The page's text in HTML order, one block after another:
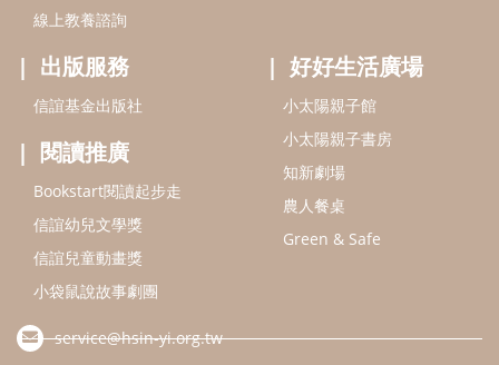
小袋鼠說故事劇團
service@hsin-yi.org.tw
信誼好好育兒
小太陽親子書房
(02)2396-5305轉2345 (週一～週五 9:00～18:00)
認識信誼 合作洽談 智慧財產權聲明
本網站建議使用IE9(含以上)或 Google Chrome 版本瀏覽器
信誼基金會/上誼文化實業股份有限公司 版權所有 ©